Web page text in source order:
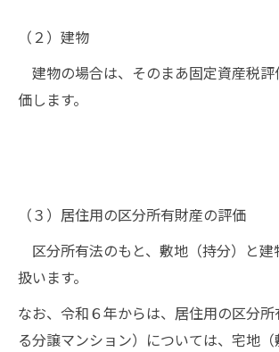
（２）建物
建物の場合は、そのまあ固定資産税評
価します。
（３）居住用の区分所有財産の評価
区分所有法のもと、敷地（持分）と建
扱います。
なお、令和６年からは、居住用の区分
る分譲マンション）については、宅地